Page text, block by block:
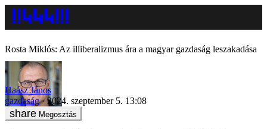
Rosta Miklós: Az illiberalizmus ára a magyar gazdaság leszakadása
Haász János
gazdaság
2024. szeptember 5. 13:08
Megosztás